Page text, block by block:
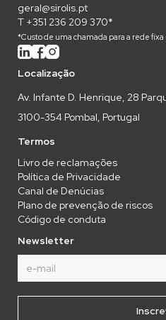
geral@sirolis.pt
T +351 236 209 370*
*Custo de uma chamada para a rede fixa
Localização
Av. Infante D. Henrique, 28
3100-354 Pombal, Portugal
Termos
Livro de reclamações
Política de Privacidade
Canal de Denúcias
Plano de prevenção de riscos
Código de conduta
Newsletter